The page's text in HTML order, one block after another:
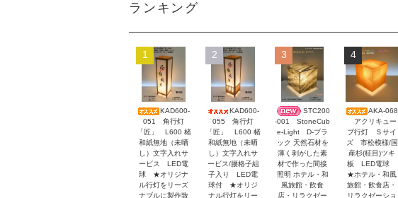
ランキング
1
KAD600-
051 角行灯
「匠」 L600 楮
和紙無地（未晒
し）文字入れサ
ービス LED電
球 ★オリジナ
ル行灯をリーズ
ナブルに製作致
2
KAD600-
055 角行灯
「匠」 L600 楮
和紙無地（未晒
し）文字入れサ
ービス/腰格子組
子入り LED電
球付 ★オリジ
ナル行灯をリー
3
STC200
-001 StoneCub
e-Light D-ブラ
ック 天然石材を
薄く剥がした素
材で作った間接
照明 ホテル・和
風旅館・飲食
店・リラクゼー
4
AKA-068
アクリキュー
ブ行灯 Ｓサイ
ズ 市松模様/国
産杉(柾目)ツキ
板 LED電球
★ホテル・和風
旅館・飲食店・
リラクゼーショ